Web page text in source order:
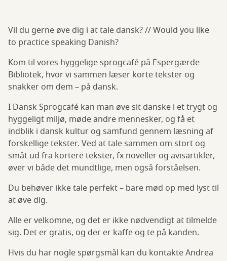
Language
Café
Vil du gerne øve dig i at tale dansk? // Would you like
to practice speaking Danish?
Kom til vores hyggelige sprogcafé på Espergærde
Bibliotek, hvor vi sammen læser korte tekster og
snakker om dem – på dansk.
I Dansk Sprogcafé kan man øve sit danske i et trygt og
hyggeligt miljø, møde andre mennesker, og få et
indblik i dansk kultur og samfund gennem læsning af
forskellige tekster. Ved at tale sammen om stort og
småt ud fra kortere tekster, fx noveller og avisartikler,
øver vi både det mundtlige, men også forståelsen.
Du behøver ikke tale perfekt – bare mød op med lyst til
at øve dig.
Alle er velkomne, og det er ikke nødvendigt at tilmelde
sig. Det er gratis, og der er kaffe og te på kanden.
Hvis du har nogle spørgsmål kan du kontakte Andrea